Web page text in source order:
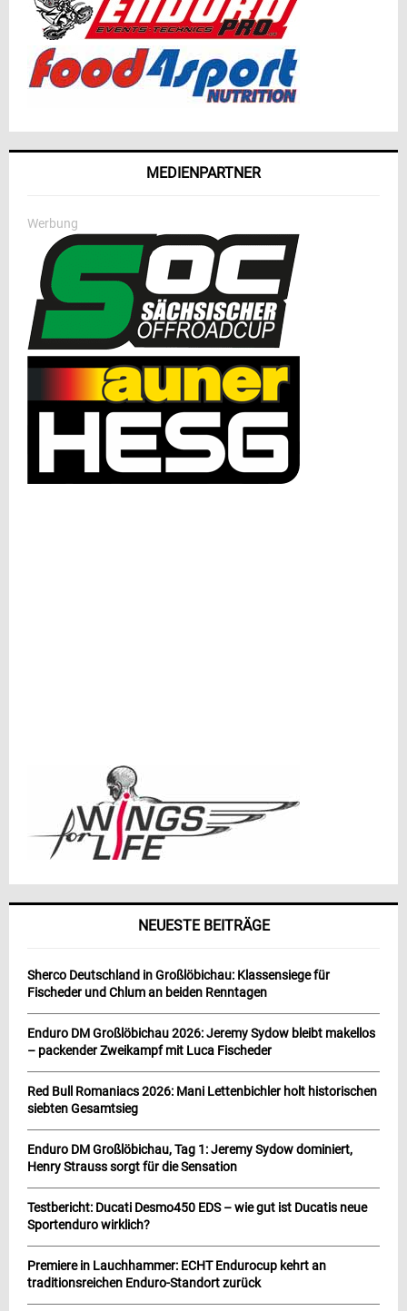
MEDIENPARTNER
Werbung
NEUESTE BEITRÄGE
Sherco Deutschland in Großlöbichau: Klassensiege für
Fischeder und Chlum an beiden Renntagen
Enduro DM Großlöbichau 2026: Jeremy Sydow bleibt makellos
– packender Zweikampf mit Luca Fischeder
Red Bull Romaniacs 2026: Mani Lettenbichler holt historischen
siebten Gesamtsieg
Enduro DM Großlöbichau, Tag 1: Jeremy Sydow dominiert,
Henry Strauss sorgt für die Sensation
Testbericht: Ducati Desmo450 EDS – wie gut ist Ducatis neue
Sportenduro wirklich?
Premiere in Lauchhammer: ECHT Endurocup kehrt an
traditionsreichen Enduro-Standort zurück